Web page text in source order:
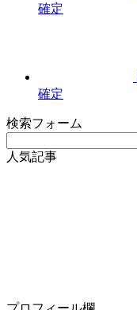
確定
確定
検索フォーム
人気記事